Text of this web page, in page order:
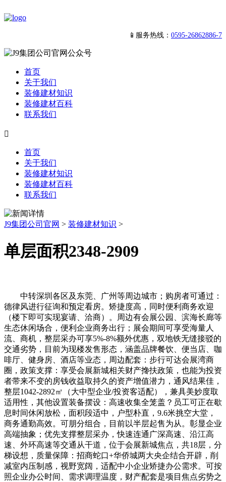
📱服务热线： 0595-26862886-7
首页
关于我们
装修建材知识
装修建材百科
联系我们

首页
关于我们
装修建材知识
装修建材百科
联系我们
J9集团公司官网 > 装修建材知识 >
单层面积2348-2909
中转深圳各区及东莞、广州等周边城市；购房者可通过：
德律风进行征询和预定看房。矫捷度高，同时便利商务欢迎
（楼下即可实现宴请、洽商）。周边有会展公园、滨海长廊等
生态休闲场合，便利企业商务出行；展会期间可享受海量人
流、商机，整层采办可享5%-8%额外优惠，双地铁无缝接驳的
交通劣势，目前为现楼发售形态，涵盖品牌餐饮、便当店、咖
啡厅、健身房、酒店等业态，周边配套：步行可达会展湾商
圈，政策支撑：享受会展新城相关财产搀扶政策，也能为投资
者带来不变的房钱收益取持久的资产增值潜力，通风结果佳，
整层1042-2892㎡（大中型企业/投资客适配），兼具美妙度取
适用性，其他设置装备摆设：高速收集全笼盖？员工可正在歇
息时间休闲放松，面积段适中，户型朴直，9.6米挑空大堂，
商务通勤高效。可朋分组合，目前以半层起售为从。彰显企业
高端抽象；优先支撑整层采办，快速连通广深高速、沿江高
速、外环高速等交通从干道，位于会展新城焦点，共18层，分
梯设想，质量保障：招商蛇口+华侨城两大央企结合开辟，削
减室内压制感，视野宽阔，适配中小企业矫捷办公需求。可按
照企业办公时间、需求调理温度，财产配套是项目焦点劣势之